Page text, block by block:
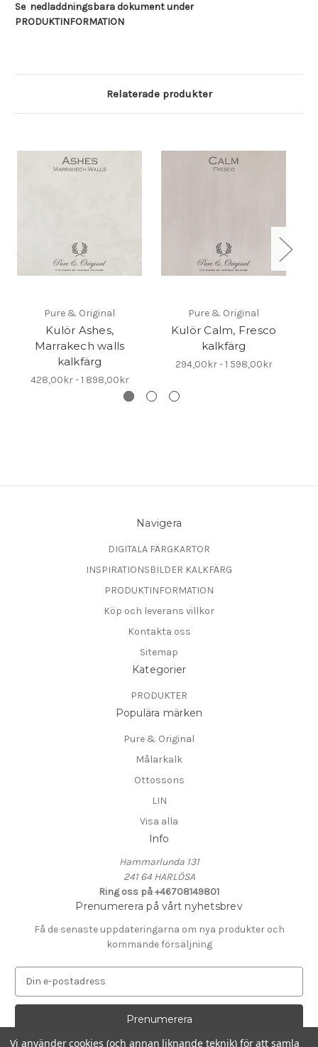
Se nedladdningsbara dokument under
PRODUKTINFORMATION
Relaterade produkter
Pure & Original
Kulör Ashes,
Marrakech walls
kalkfärg
428,00kr - 1 898,00kr
Pure & Original
Kulör Calm, Fresco
kalkfärg
294,00kr - 1 598,00kr
Navigera
DIGITALA FÄRGKARTOR
INSPIRATIONSBILDER KALKFÄRG
PRODUKTINFORMATION
Köp och leverans villkor
Kontakta oss
Sitemap
Kategorier
PRODUKTER
Populära märken
Pure & Original
Målarkalk
Ottossons
LIN
Visa alla
Info
Hammarlunda 131
241 64 HARLÖSA
Ring oss på +46708149801
Prenumerera på vårt nyhetsbrev
Få de senaste uppdateringarna om nya produkter och
kommande försäljning
p
Vi använder cookies (och annan liknande teknik) för att samla